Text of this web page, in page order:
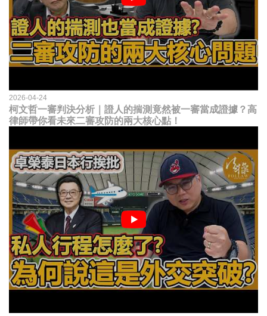
2026-04-24
柯文哲一審判決分析｜證人的揣測竟然被一審當成證據？高
律師帶你看未來二審攻防的兩大核心點！